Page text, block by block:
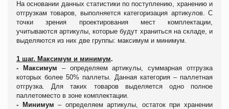
На основании данных статистики по поступлению, хранению и
отгрузкам товаров
выполняется категоризация артикулов. С
точки зрения проектирования мест комплектации,
учитываются артикулы, которые будут храниться на складе, и
выделяются из них две группы: максимум и минимум.
1 шаг. Максимум и минимум.
-
Максимум – определяем
артикулы, суммарная отгрузка
которых более 50% паллеты. Данная категория – паллетная
отгрузка
Для таких товаров выделяется одно полное
паллетоместо в зоне комплектации.
- Минимум– определяем артикулы, остаток при хранении